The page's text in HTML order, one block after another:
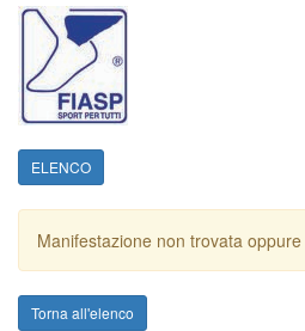
ELENCO
Manifestazione non trovata
Torna all'elenco